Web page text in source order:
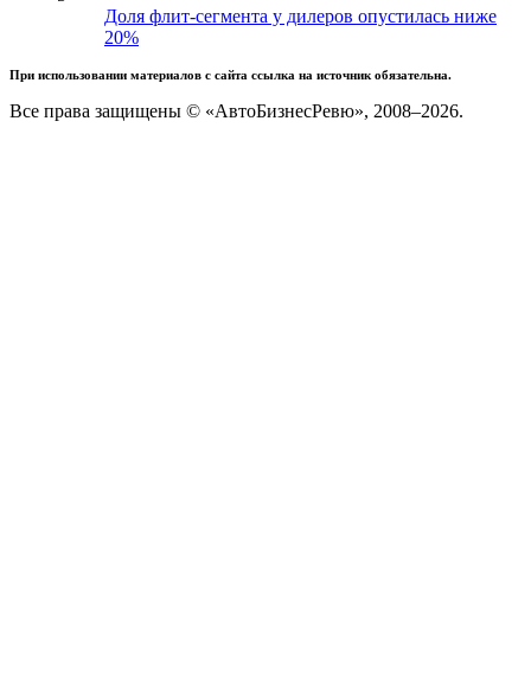
Доля флит-сегмента у дилеров опустилась ниже
20%
При использовании материалов с сайта ссылка на источник обязательна.
Все права защищены © «АвтоБизнесРевю», 2008–2026.